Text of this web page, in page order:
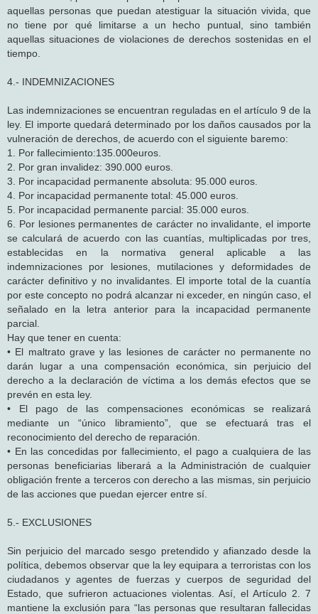
aquellas personas que puedan atestiguar la situación vivida, que
no tiene por qué limitarse a un hecho puntual, sino también
aquellas situaciones de violaciones de derechos sostenidas en el
tiempo.
4.- INDEMNIZACIONES
Las indemnizaciones se encuentran reguladas en el artículo 9 de la
ley. El importe quedará determinado por los daños causados por la
vulneración de derechos, de acuerdo con el siguiente baremo:
1. Por fallecimiento:135.000euros.
2. Por gran invalidez: 390.000 euros.
3. Por incapacidad permanente absoluta: 95.000 euros.
4. Por incapacidad permanente total: 45.000 euros.
5. Por incapacidad permanente parcial: 35.000 euros.
6. Por lesiones permanentes de carácter no invalidante, el importe
se calculará de acuerdo con las cuantías, multiplicadas por tres,
establecidas en la normativa general aplicable a las
indemnizaciones por lesiones, mutilaciones y deformidades de
carácter definitivo y no invalidantes. El importe total de la cuantía
por este concepto no podrá alcanzar ni exceder, en ningún caso, el
señalado en la letra anterior para la incapacidad permanente
parcial.
Hay que tener en cuenta:
• El maltrato grave y las lesiones de carácter no permanente no
darán lugar a una compensación económica, sin perjuicio del
derecho a la declaración de víctima a los demás efectos que se
prevén en esta ley.
• El pago de las compensaciones económicas se realizará
mediante un “único libramiento”, que se efectuará tras el
reconocimiento del derecho de reparación.
• En las concedidas por fallecimiento, el pago a cualquiera de las
personas beneficiarias liberará a la Administración de cualquier
obligación frente a terceros con derecho a las mismas, sin perjuicio
de las acciones que puedan ejercer entre sí.
5.- EXCLUSIONES
Sin perjuicio del marcado sesgo pretendido y afianzado desde la
política, debemos observar que la ley equipara a terroristas con los
ciudadanos y agentes de fuerzas y cuerpos de seguridad del
Estado, que sufrieron actuaciones violentas. Así, el Artículo 2. 7
mantiene la exclusión para “las personas que resultaran fallecidas